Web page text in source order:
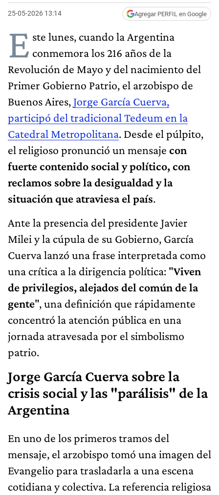
25-05-2026 13:14 Agregar PERFIL en Google
E ste lunes, cuando la Argentina
conmemora los 216 años de la
Revolución de Mayo y del nacimiento del
Primer Gobierno Patrio, el arzobispo de
Buenos Aires, Jorge García Cuerva,
participó del tradicional Tedeum en la
Catedral Metropolitana. Desde el púlpito,
el religioso pronunció un mensaje con
fuerte contenido social y político, con
reclamos sobre la desigualdad y la
situación que atraviesa el país.
Ante la presencia del presidente Javier
Milei y la cúpula de su Gobierno, García
Cuerva lanzó una frase interpretada como
una crítica a la dirigencia política: "Viven
de privilegios, alejados del común de la
gente", una definición que rápidamente
concentró la atención pública en una
jornada atravesada por el simbolismo
patrio.
Jorge García Cuerva sobre la
crisis social y las "parálisis" de la
Argentina
En uno de los primeros tramos del
mensaje, el arzobispo tomó una imagen del
Evangelio para trasladarla a una escena
cotidiana y colectiva. La referencia religiosa